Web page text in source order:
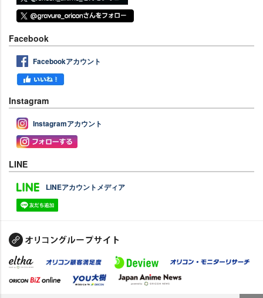
Facebook
Facebookアカウント
Instagram
Instagramアカウント
LINE
LINEアカウントメディア